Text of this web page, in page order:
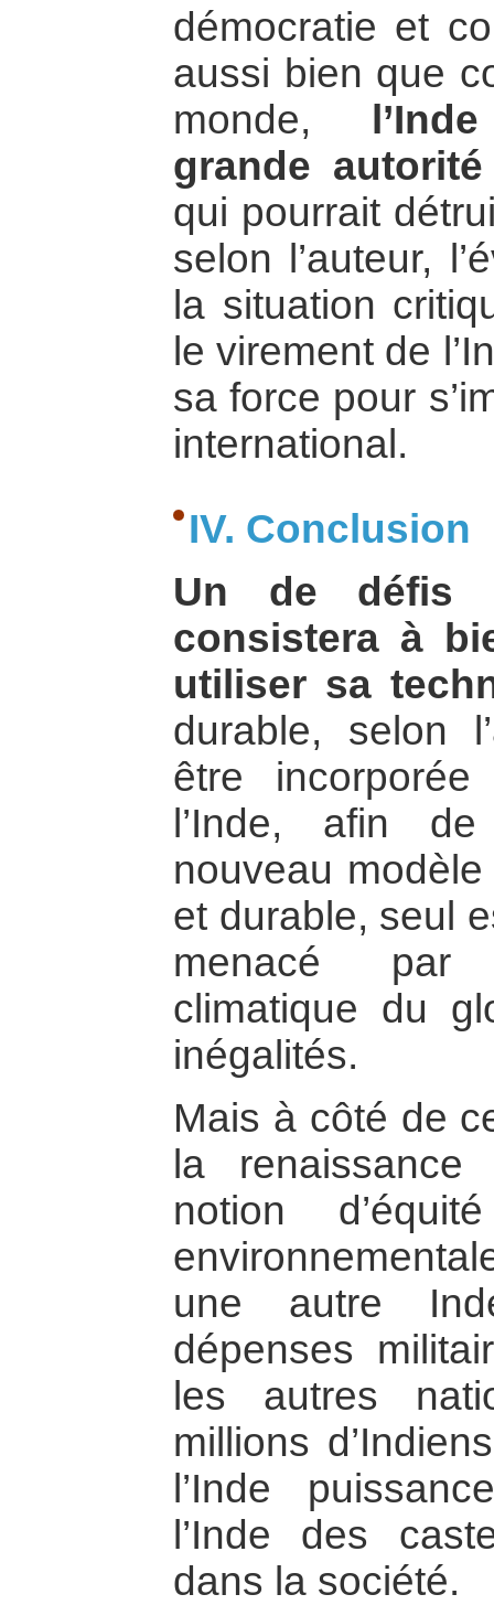
démocratie et
aussi bien que
monde,
grande
qui pourrait
selon l’auteur,
la situation
le virement de
sa force pour
international.
IV. Conclusion
Un de défis
consistera à
utiliser sa
durable, selon
être
l’Inde, afin
nouveau
et durable, seul
menacé par
climatique du
inégalités.
Mais à côté de
la
notion
une autre
dépenses
les autres
millions
l’Inde
l’Inde des
dans la société.